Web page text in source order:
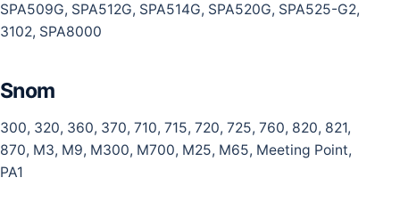
SPA509G, SPA512G, SPA514G, SPA520G, SPA525-G2,
3102, SPA8000
Snom
300, 320, 360, 370, 710, 715, 720, 725, 760, 820, 821,
870, M3, M9, M300, M700, M25, M65, Meeting Point,
PA1